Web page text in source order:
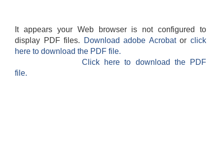
It appears your Web browser is not configured to
display PDF files.
Download adobe Acrobatorclick
here to download the PDF file.
Click here to download the PDF
file.